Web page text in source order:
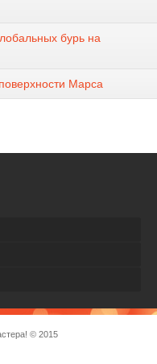
бурь на
Марса
© 2015